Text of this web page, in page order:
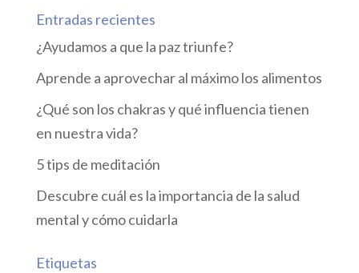
Entradas recientes
¿Ayudamos a que la paz triunfe?
Aprende a aprovechar al máximo los alimentos
¿Qué son los chakras y qué influencia tienen
en nuestra vida?
5 tips de meditación
Descubre cuál es la importancia de la salud
mental y cómo cuidarla
Etiquetas